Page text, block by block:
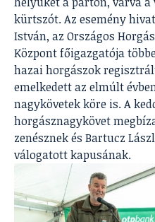
kürtszót. Az esemény
István, az Országos
Központ főigazgatója
hazai horgászok
emelkedett az elmúlt
nagykövetek köre is. A
horgásznagykövet
zenésznek és Bartucz
válogatott kapusának.